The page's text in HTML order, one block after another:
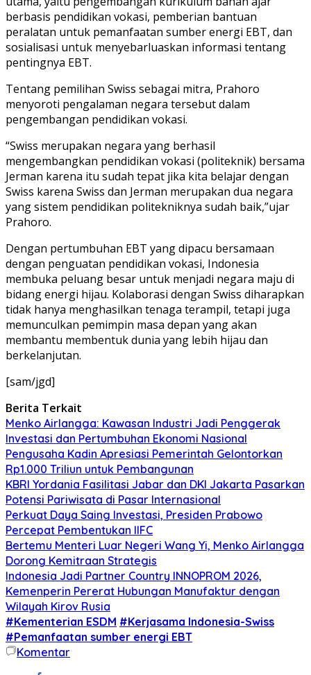
berbasis pendidikan vokasi, pemberian bantuan
peralatan untuk pemanfaatan sumber energi EBT, dan
sosialisasi untuk menyebarluaskan informasi tentang
pentingnya EBT.
Tentang pemilihan Swiss sebagai mitra, Prahoro
menyoroti pengalaman negara tersebut dalam
pengembangan pendidikan vokasi.
“Swiss merupakan negara yang berhasil
mengembangkan pendidikan vokasi (politeknik) bersama
Jerman karena itu sudah tepat jika kita belajar dengan
Swiss karena Swiss dan Jerman merupakan dua negara
yang sistem pendidikan politekniknya sudah baik,”ujar
Prahoro.
Dengan pertumbuhan EBT yang dipacu bersamaan
dengan penguatan pendidikan vokasi, Indonesia
membuka peluang besar untuk menjadi negara maju di
bidang energi hijau. Kolaborasi dengan Swiss diharapkan
tidak hanya menghasilkan tenaga terampil, tetapi juga
memunculkan pemimpin masa depan yang akan
membantu membentuk dunia yang lebih hijau dan
berkelanjutan.
[sam/jgd]
Berita Terkait
Menko Airlangga: Kawasan Industri Jadi Penggerak
Investasi dan Pertumbuhan Ekonomi Nasional
Pengusaha Kadin Apresiasi Pemerintah Gelontorkan
Rp1.000 Triliun untuk Pembangunan
KBRI Yordania Fasilitasi Jabar dan DKI Jakarta Pasarkan
Potensi Pariwisata di Pasar Internasional
Perkuat Daya Saing Investasi, Presiden Prabowo
Percepat Pembentukan IIFC
Bertemu Menteri Luar Negeri Wang Yi, Menko Airlangga
Dorong Kemitraan Strategis
Indonesia Jadi Partner Country INNOPROM 2026,
Kemenperin Pererat Hubungan Manufaktur dengan
Wilayah Kirov Rusia
#Kementerian ESDM #Kerjasama Indonesia-Swiss
#Pemanfaatan sumber energi EBT
Komentar